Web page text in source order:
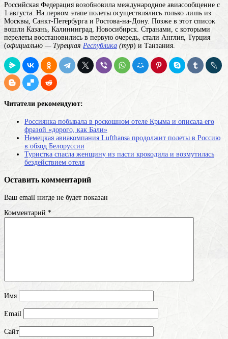
Российская Федерация возобновила международное авиасообщение с
1 августа. На первом этапе полеты осуществлялись только лишь из
Москвы, Санкт-Петербурга и Ростова-на-Дону. Позже в этот список
вошли Казань, Калининград, Новосибирск. Странами, с которыми
перелеты восстановились в первую очередь, стали Англия, Турция
(официально — Турецкая Республика (тур) и Танзания.
Читатели рекомендуют:
Россиянка побывала в роскошном отеле Крыма и описала его
фразой «дорого, как Бали»
Немецкая авиакомпания Lufthansa продолжит полеты в Россию
в обход Белоруссии
Туристка спасла женщину из пасти крокодила и возмутилась
бездействием отеля
Оставить комментарий
Ваш email нигде не будет показан
Комментарий *
Имя
Email
Сайт